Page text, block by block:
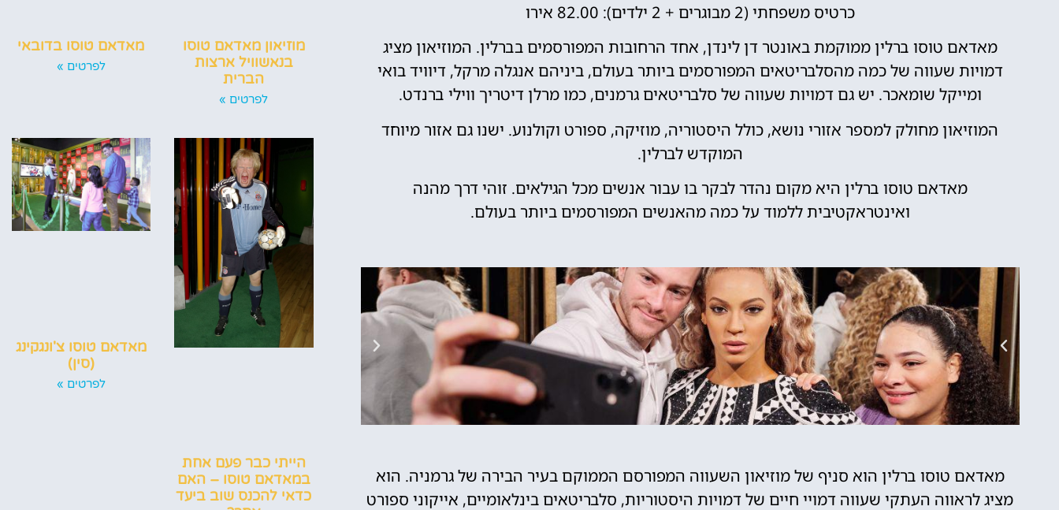
כרטיס משפחתי (2 מבוגרים + 2 ילדים): 82.00 אירו
מאדאם טוסו ברלין ממוקמת באונטר דן לינדן, אחד הרחובות המפורסמים בברלין. המוזיאון מציג
דמויות שעווה של כמה מהסלבריטאים המפורסמים ביותר בעולם, ביניהם אנגלה מרקל, דיוויד בואי
ומייקל שומאכר. יש גם דמויות שעווה של סלבריטאים גרמנים, כמו מרלן דיטריך ווילי ברנדט.
המוזיאון מחולק למספר אזורי נושא, כולל היסטוריה, מוזיקה, ספורט וקולנוע. ישנו גם אזור מיוחד
המוקדש לברלין.
מאדאם טוסו ברלין היא מקום נהדר לבקר בו עבור אנשים מכל הגילאים. זוהי דרך מהנה
ואינטראקטיבית ללמוד על כמה מהאנשים המפורסמים ביותר בעולם.
מאדאם טוסו ברלין הוא סניף של מוזיאון השעווה המפורסם הממוקם בעיר הבירה של גרמניה. הוא
מציג לראווה העתקי שעווה דמויי חיים של דמויות היסטוריות, סלבריטאים בינלאומיים, אייקוני ספורט
מוזיאון מאדאם טוסו
בנאשוויל ארצות
הברית
לפרטים »
מאדאם טוסו בדובאי
לפרטים »
הייתי כבר פעם אחת
במאדאם טוסו – האם
כדאי להכנס שוב ביעד
מאדאם טוסו צ'ונגקינג
(סין)
לפרטים »